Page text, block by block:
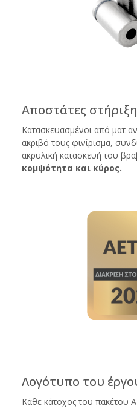
Αποστάτες
Κατασκευασμένοι από ματ
ακριβό τους φινίρισμα,
ακρυλική κατασκευή του
κομψότητα και κύρος.
Λογότυπο του
Κάθε κάτοχος του πακέτου